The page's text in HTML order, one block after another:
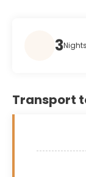
3Nights
Transport